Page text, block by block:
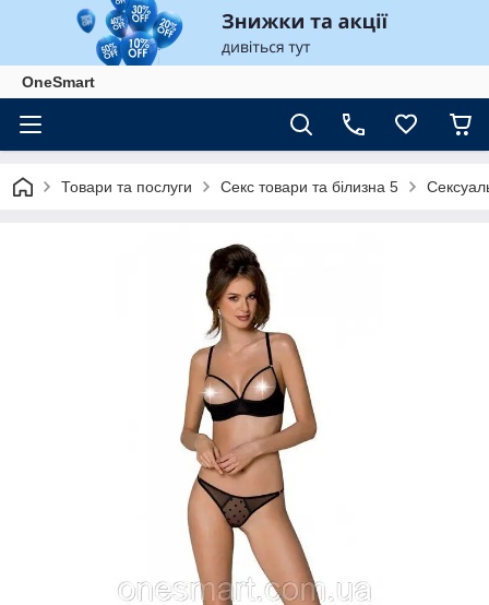
OneSmart
Товари та послуги Секс товари та білизна 5